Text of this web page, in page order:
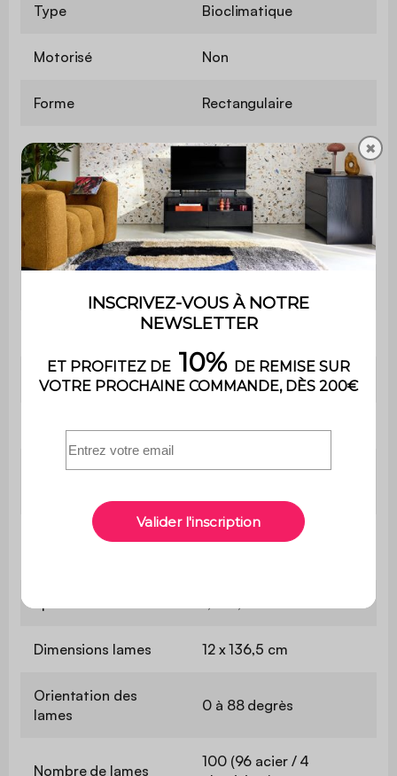
Type Bioclimatique
Motorisé Non
Forme Rectangulaire
Couleur Blanc
RAL 9016
Garantie 2 ans
18 m²
Hauteur au faitage 2,31 m²
Surface au sol
Dimensions des
10 x 10 x 224 cm
Dimensions lames 12 x 136,5 cm
Orientation des
lames
0 à 88 degrès
Nombre de lames
100 (96 acier / 4
✖